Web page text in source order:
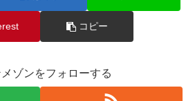
コピー
ゾンをフォローする